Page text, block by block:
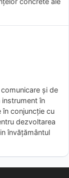
și de
în
în conjuncție cu
dezvoltarea
învățământul